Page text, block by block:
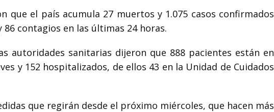
que el país acumula 27 muertos y 1.075 casos confirmados
contagios en las últimas 24 horas.
autoridades sanitarias dijeron que 888 pacientes están en
y 152 hospitalizados, de ellos 43 en la Unidad de Cuidados
que regirán desde el próximo miércoles, que hacen más